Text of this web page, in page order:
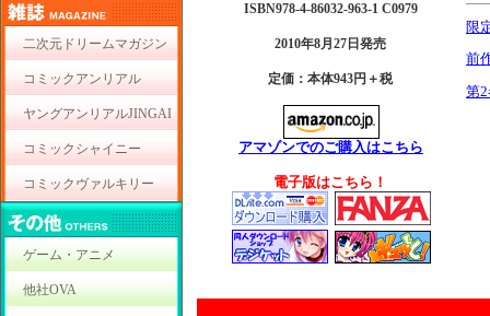
二次元ドリームマガジン
コミックアンリアル
ヤングアンリアルJINGAI
コミックシャイニー
コミックヴァルキリー
ゲーム・アニメ
他社OVA
ISBN978-4-86032-963-1 C0979
2010年8月27日発売
定価：本体943円＋税
アマゾンでのご購入はこちら
電子版はこちら！
限
前
第